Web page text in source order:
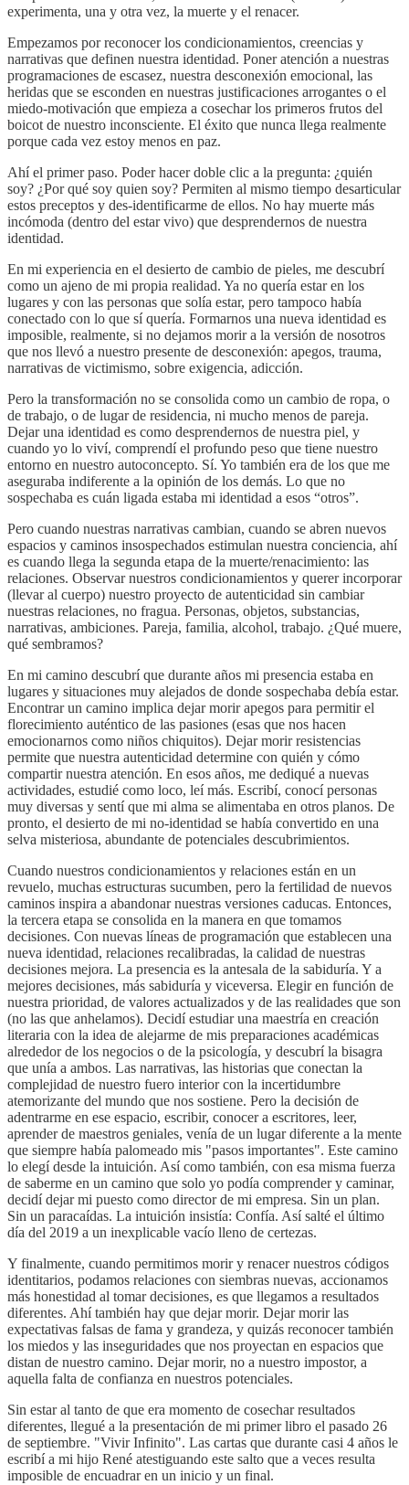
experimenta, una y otra vez, la muerte y el renacer.
Empezamos por reconocer los condicionamientos, creencias y
narrativas que definen nuestra identidad. Poner atención a nuestras
programaciones de escasez, nuestra desconexión emocional, las
heridas que se esconden en nuestras justificaciones arrogantes o el
miedo-motivación que empieza a cosechar los primeros frutos del
boicot de nuestro inconsciente. El éxito que nunca llega realmente
porque cada vez estoy menos en paz.
Ahí el primer paso. Poder hacer doble clic a la pregunta: ¿quién
soy? ¿Por qué soy quien soy? Permiten al mismo tiempo desarticular
estos preceptos y des-identificarme de ellos. No hay muerte más
incómoda (dentro del estar vivo) que desprendernos de nuestra
identidad.
En mi experiencia en el desierto de cambio de pieles, me descubrí
como un ajeno de mi propia realidad. Ya no quería estar en los
lugares y con las personas que solía estar, pero tampoco había
conectado con lo que sí quería. Formarnos una nueva identidad es
imposible, realmente, si no dejamos morir a la versión de nosotros
que nos llevó a nuestro presente de desconexión: apegos, trauma,
narrativas de victimismo, sobre exigencia, adicción.
Pero la transformación no se consolida como un cambio de ropa, o
de trabajo, o de lugar de residencia, ni mucho menos de pareja.
Dejar una identidad es como desprendernos de nuestra piel, y
cuando yo lo viví, comprendí el profundo peso que tiene nuestro
entorno en nuestro autoconcepto. Sí. Yo también era de los que me
aseguraba indiferente a la opinión de los demás. Lo que no
sospechaba es cuán ligada estaba mi identidad a esos “otros”.
Pero cuando nuestras narrativas cambian, cuando se abren nuevos
espacios y caminos insospechados estimulan nuestra conciencia, ahí
es cuando llega la segunda etapa de la muerte/renacimiento: las
relaciones. Observar nuestros condicionamientos y querer incorporar
(llevar al cuerpo) nuestro proyecto de autenticidad sin cambiar
nuestras relaciones, no fragua. Personas, objetos, substancias,
narrativas, ambiciones. Pareja, familia, alcohol, trabajo. ¿Qué muere,
qué sembramos?
En mi camino descubrí que durante años mi presencia estaba en
lugares y situaciones muy alejados de donde sospechaba debía estar.
Encontrar un camino implica dejar morir apegos para permitir el
florecimiento auténtico de las pasiones (esas que nos hacen
emocionarnos como niños chiquitos). Dejar morir resistencias
permite que nuestra autenticidad determine con quién y cómo
compartir nuestra atención. En esos años, me dediqué a nuevas
actividades, estudié como loco, leí más. Escribí, conocí personas
muy diversas y sentí que mi alma se alimentaba en otros planos. De
pronto, el desierto de mi no-identidad se había convertido en una
selva misteriosa, abundante de potenciales descubrimientos.
Cuando nuestros condicionamientos y relaciones están en un
revuelo, muchas estructuras sucumben, pero la fertilidad de nuevos
caminos inspira a abandonar nuestras versiones caducas. Entonces,
la tercera etapa se consolida en la manera en que tomamos
decisiones. Con nuevas líneas de programación que establecen una
nueva identidad, relaciones recalibradas, la calidad de nuestras
decisiones mejora. La presencia es la antesala de la sabiduría. Y a
mejores decisiones, más sabiduría y viceversa. Elegir en función de
nuestra prioridad, de valores actualizados y de las realidades que son
(no las que anhelamos). Decidí estudiar una maestría en creación
literaria con la idea de alejarme de mis preparaciones académicas
alrededor de los negocios o de la psicología, y descubrí la bisagra
que unía a ambos. Las narrativas, las historias que conectan la
complejidad de nuestro fuero interior con la incertidumbre
atemorizante del mundo que nos sostiene. Pero la decisión de
adentrarme en ese espacio, escribir, conocer a escritores, leer,
aprender de maestros geniales, venía de un lugar diferente a la mente
que siempre había palomeado mis "pasos importantes". Este camino
lo elegí desde la intuición. Así como también, con esa misma fuerza
de saberme en un camino que solo yo podía comprender y caminar,
decidí dejar mi puesto como director de mi empresa. Sin un plan.
Sin un paracaídas. La intuición insistía: Confía. Así salté el último
día del 2019 a un inexplicable vacío lleno de certezas.
Y finalmente, cuando permitimos morir y renacer nuestros códigos
identitarios, podamos relaciones con siembras nuevas, accionamos
más honestidad al tomar decisiones, es que llegamos a resultados
diferentes. Ahí también hay que dejar morir. Dejar morir las
expectativas falsas de fama y grandeza, y quizás reconocer también
los miedos y las inseguridades que nos proyectan en espacios que
distan de nuestro camino. Dejar morir, no a nuestro impostor, a
aquella falta de confianza en nuestros potenciales.
Sin estar al tanto de que era momento de cosechar resultados
diferentes, llegué a la presentación de mi primer libro el pasado 26
de septiembre. "Vivir Infinito". Las cartas que durante casi 4 años le
escribí a mi hijo René atestiguando este salto que a veces resulta
imposible de encuadrar en un inicio y un final.